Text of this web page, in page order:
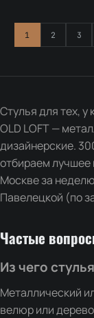
1 2 3
Стулья для тех, у
OLD LOFT —
дизайнерские.
отбираем
Москве за
Павелецкой (по
Частые
Из чего
Металлический
велюр или